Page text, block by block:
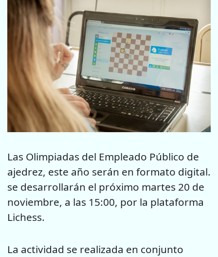
Las Olimpiadas del Empleado Público de
ajedrez, este año serán en formato digital.
se desarrollarán el próximo martes 20 de
noviembre, a las 15:00, por la plataforma
Lichess.
La actividad se realizada en conjunto